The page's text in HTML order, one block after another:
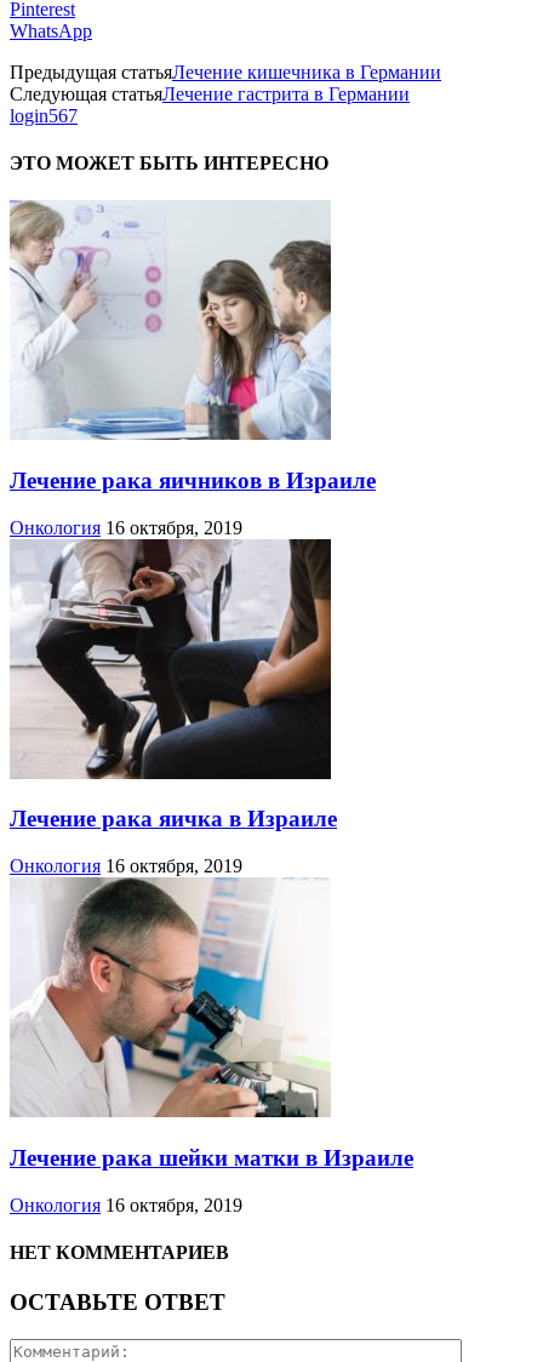
Pinterest
WhatsApp
Предыдущая статьяЛечение кишечника в Германии
Следующая статьяЛечение гастрита в Германии
login567
ЭТО МОЖЕТ БЫТЬ ИНТЕРЕСНО
Лечение рака яичников в Израиле
Онкология 16 октября, 2019
Лечение рака яичка в Израиле
Онкология 16 октября, 2019
Лечение рака шейки матки в Израиле
Онкология 16 октября, 2019
НЕТ КОММЕНТАРИЕВ
ОСТАВЬТЕ ОТВЕТ